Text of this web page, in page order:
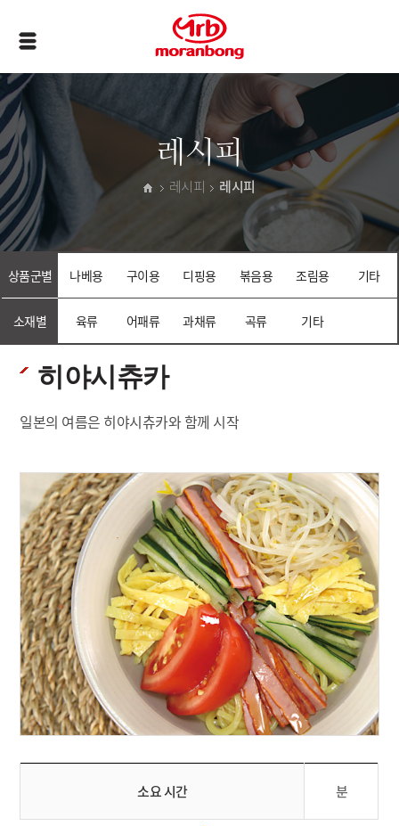
레시피
레시피 레시피
상품군별 나베용 구이용 디핑용 볶음용 조림용 기타
소재별 육류 어패류 과채류 곡류 기타
히야시츄카
일본의 여름은 히야시츄카와 함께 시작
소요 시간 분